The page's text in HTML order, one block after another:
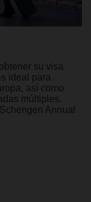
su visa
ideal para
así como
múltiples.
Annual